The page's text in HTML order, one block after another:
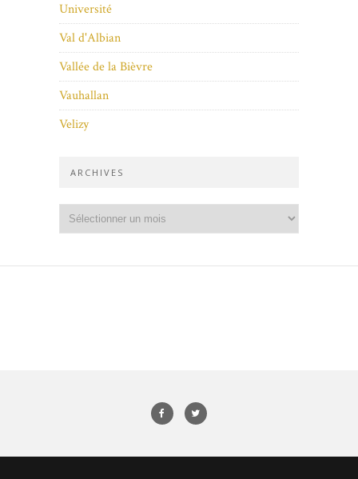
Université
Val d'Albian
Vallée de la Bièvre
Vauhallan
Velizy
ARCHIVES